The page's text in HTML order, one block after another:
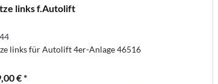
links f.Autolift
links für Autolift 4er-Anlage 46516
€ *